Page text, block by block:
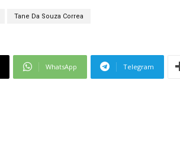
Tane Da Souza Correa
WhatsApp Telegram